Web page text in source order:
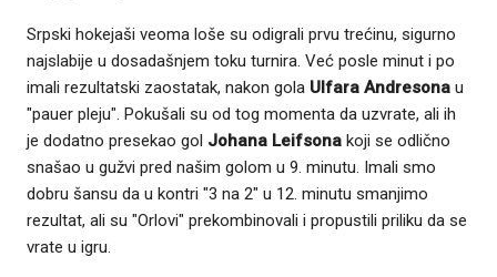
Srpski hokejaši veoma loše su odigrali prvu trećinu, sigurno
najslabije u dosadašnjem toku turnira. Već posle minut i po
imali rezultatski zaostatak, nakon gola Ulfara Andresona u
"pauer pleju". Pokušali su od tog momenta da uzvrate, ali ih
je dodatno presekao gol Johana Leifsona koji se odlično
snašao u gužvi pred našim golom u 9. minutu. Imali smo
dobru šansu da u kontri "3 na 2" u 12. minutu smanjimo
rezultat, ali su "Orlovi" prekombinovali i propustili priliku da se
vrate u igru.